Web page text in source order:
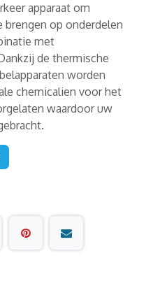
apparaat om
brengen op onderdelen
met
de thermische
worden
chemicalien voor het
waardoor uw